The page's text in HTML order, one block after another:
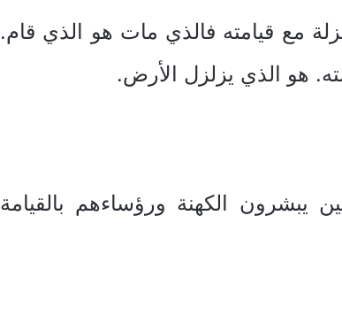
مع قيامته فالذي مات هو الذي قام.
هو الذي يزلزل الأرض.
يبشرون الكهنة ورؤساءهم بالقيامة